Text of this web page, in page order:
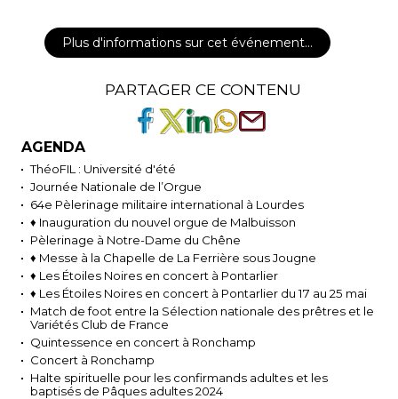
Plus d'informations sur cet événement…
PARTAGER CE CONTENU
AGENDA
ThéoFIL : Université d'été
Journée Nationale de l’Orgue
64e Pèlerinage militaire international à Lourdes
♦ Inauguration du nouvel orgue de Malbuisson
Pèlerinage à Notre-Dame du Chêne
♦ Messe à la Chapelle de La Ferrière sous Jougne
♦ Les Étoiles Noires en concert à Pontarlier
♦ Les Étoiles Noires en concert à Pontarlier du 17 au 25 mai
Match de foot entre la Sélection nationale des prêtres et le
Variétés Club de France
Quintessence en concert à Ronchamp
Concert à Ronchamp
Halte spirituelle pour les confirmands adultes et les
baptisés de Pâques adultes 2024